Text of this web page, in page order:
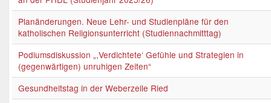
Planänderungen. Neue Lehr- und Studienpläne für den
katholischen Religionsunterricht (Studiennachmitttag)
Podiumsdiskussion „,Verdichtete‘ Gefühle und Strategien in
(gegenwärtigen) unruhigen Zeiten“
Gesundheitstag in der Weberzeile Ried